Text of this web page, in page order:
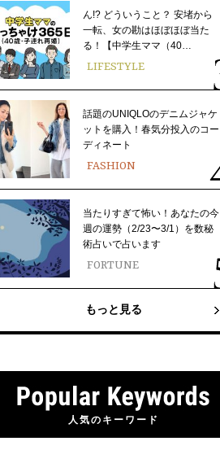
ん!? どういうこと？ 安堵から
一転、女の勘はほぼほぼ当た
る！【中学生ママ（40…
LIFESTYLE
話題のUNIQLOのデニムジャケ
ットを購入！春気分投入のコー
ディネート
FASHION
当たりすぎて怖い！あなたの今
週の運勢（2/23〜3/1）を数秘
術占いで占います
FORTUNE
もっと見る
人気のキーワード